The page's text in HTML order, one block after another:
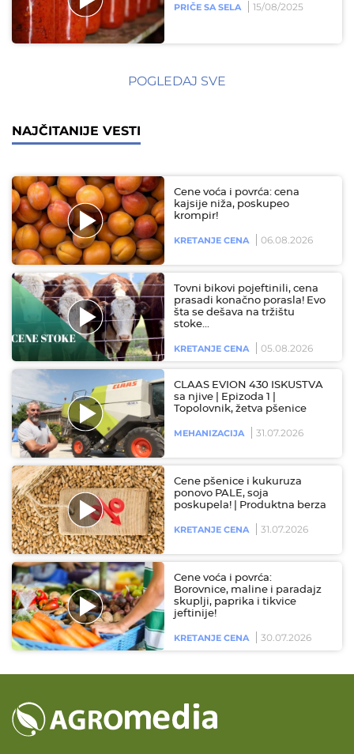
PRIČE SA SELA 15/08/2025
POGLEDAJ SVE
NAJČITANIJE VESTI
Cene voća i povrća: cena
kajsije niža, poskupeo
krompir!
KRETANJE CENA 06.08.2026
Tovni bikovi pojeftinili, cena
prasadi konačno porasla! Evo
šta se dešava na tržištu
stoke…
KRETANJE CENA 05.08.2026
CLAAS EVION 430 ISKUSTVA
sa njive | Epizoda 1 |
Topolovnik, žetva pšenice
MEHANIZACIJA 31.07.2026
Cene pšenice i kukuruza
ponovo PALE, soja
poskupela! | Produktna berza
KRETANJE CENA 31.07.2026
Cene voća i povrća:
Borovnice, maline i paradajz
skuplji, paprika i tikvice
jeftinije!
KRETANJE CENA 30.07.2026